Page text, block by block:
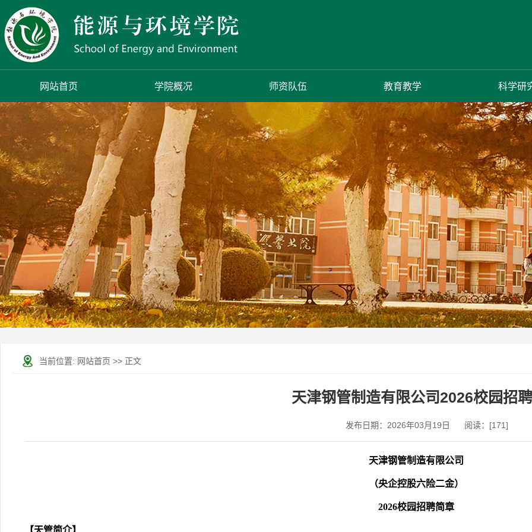
网站首页 学院概况 师资队伍 教育教学 科学研
当前位置: 网站首页 >> 正文
天津钢管制造有限公司2026校园招
发布日期：2026年03月19日 阅读：[171]
天津钢管制造有限公司
（央企控股六险二金）
2026校园招聘简章
【天管简介】